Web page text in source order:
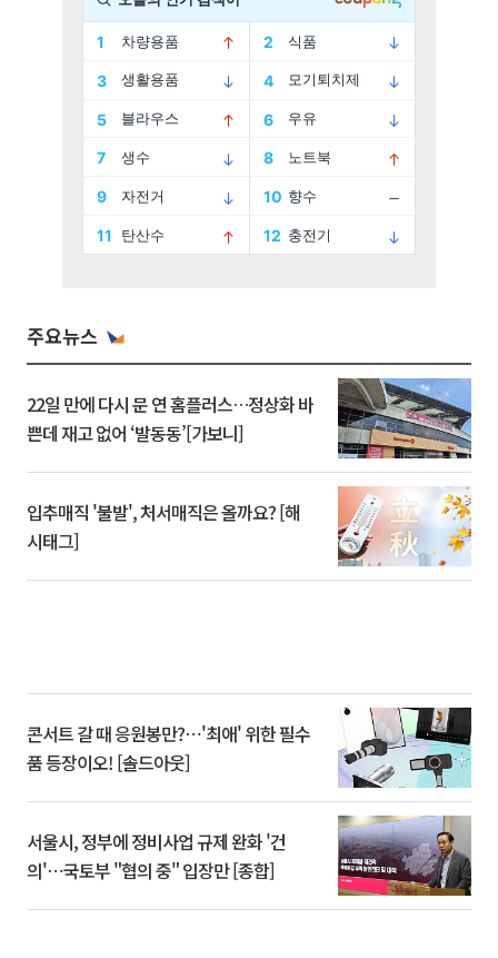
주요뉴스
22일 만에 다시 문 연 홈플러스…정상화 바
쁜데 재고 없어 ‘발동동’[가보니]
입추매직 '불발', 처서매직은 올까요? [해
시태그]
콘서트 갈 때 응원봉만?⋯'최애' 위한 필수
품 등장이오! [솔드아웃]
서울시, 정부에 정비사업 규제 완화 '건
의'⋯국토부 "협의 중" 입장만 [종합]